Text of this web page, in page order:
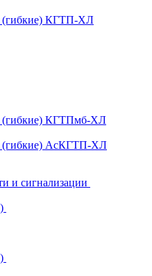
(гибкие) КГТП-ХЛ
(гибкие) КГТПмб-ХЛ
(гибкие) АсКГТП-ХЛ
и сигнализации